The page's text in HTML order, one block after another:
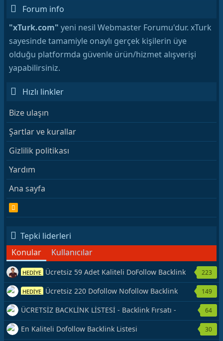
Forum info
"xTurk.com" yeni nesil Webmaster Forumu'dur. xTurk
sayesinde tamamiyle onaylı gerçek kişilerin üye
olduğu platformda güvenle ürün/hizmet alışverişi
yapabilirsiniz.
Hızlı linkler
Bize ulaşın
Şartlar ve kurallar
Gizlilik politikası
Yardım
Ana sayfa
S
Tepki liderleri
Konular
Kullanıcılar
HEDİYE Ücretsiz 59 Adet Kaliteli DoFollow Backlink
Kaynağı Veriyorum.
223
HEDİYE Ücretsiz 220 Dofollow Nofollow Backlink
Veriyorum
149
ÜCRETSİZ BACKLİNK LİSTESİ - Backlink Fırsatı -
Hemen Yetiş!
64
En Kaliteli Dofollow Backlink Listesi 30